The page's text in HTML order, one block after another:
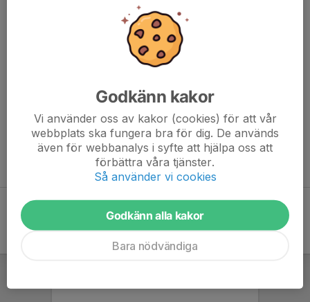
Nu har seniorgruppen en egen sida. Du måste vara inloggad för
Godkänn kakor
Vi använder oss av kakor (cookies) för att vår
webbplats ska fungera bra för dig. De används
även för webbanalys i syfte att hjälpa oss att
förbättra våra tjänster.
Så använder vi cookies
Godkänn alla kakor
Bara nödvändiga